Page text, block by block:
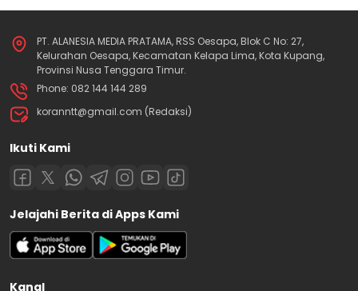
PT. ALANESIA MEDIA PRATAMA, RSS Oesapa, Blok C No: 27,
Kelurahan Oesapa, Kecamatan Kelapa Lima, Kota Kupang,
Provinsi Nusa Tenggara Timur.
Phone: 082 144 144 289
koranntt@gmail.com (Redaksi)
Ikuti Kami
Jelajahi Berita di Apps Kami
Kanal